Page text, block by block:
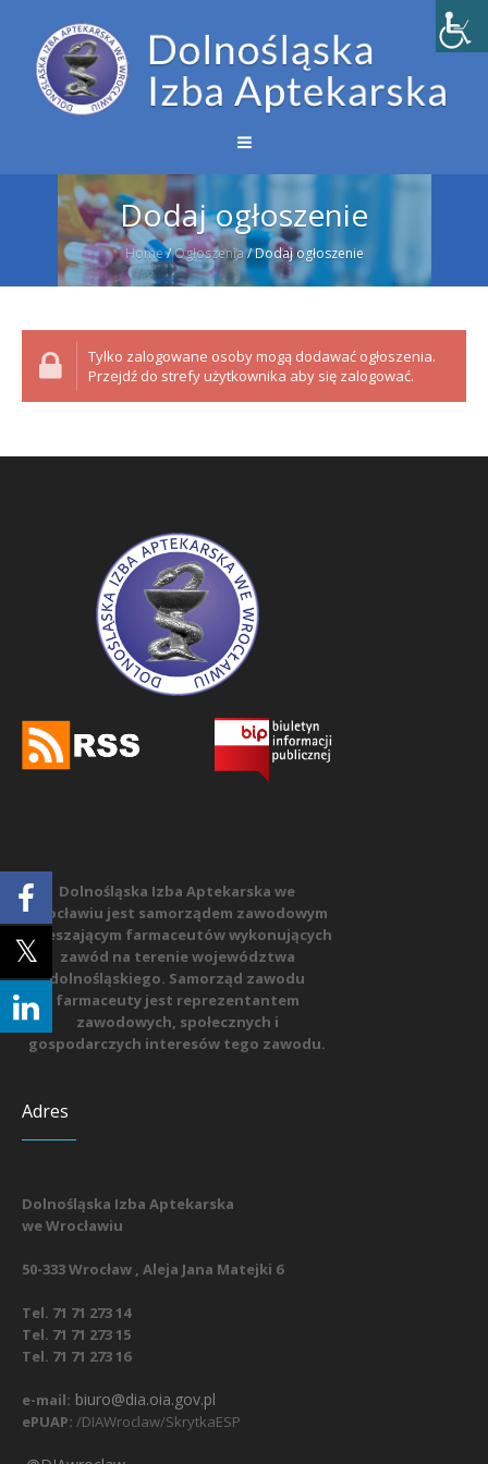
Dodaj ogłoszenie
Home/Ogłoszenia/Dodaj ogłoszenie
Tylko zalogowane osoby mogą dodawać ogłoszenia.
Przejdź do strefy użytkownika aby się zalogować.
Dolnośląska Izba Aptekarska we
Wrocławiu jest samorządem zawodowym
zrzeszającym farmaceutów wykonujących
zawód na terenie województwa
dolnośląskiego. Samorząd zawodu
farmaceuty jest reprezentantem
zawodowych, społecznych i
gospodarczych interesów tego zawodu.
Adres
Dolnośląska Izba Aptekarska
we Wrocławiu
50-333 Wrocław , Aleja Jana Matejki 6
Tel. 71 71 273 14
Tel. 71 71 273 15
Tel. 71 71 273 16
e-mail: biuro@dia.oia.gov.pl
ePUAP: /DIAWroclaw/SkrytkaESP